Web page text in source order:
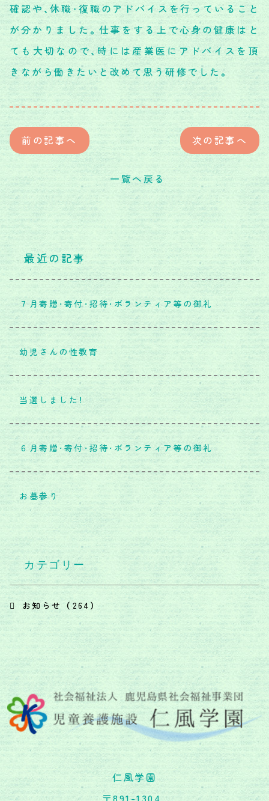
確認や、休職・復職のアドバイスを行っていること
が分かりました。仕事をする上で心身の健康はと
ても大切なので、時には産業医にアドバイスを頂
きながら働きたいと改めて思う研修でした。
前の記事へ 次の記事へ
一覧へ戻る
最近の記事
７月寄贈・寄付・招待・ボランティア等の御礼
幼児さんの性教育
当選しました！
６月寄贈・寄付・招待・ボランティア等の御礼
お墓参り
カテゴリー
お知らせ （264）
仁風学園
〒891-1304